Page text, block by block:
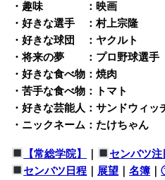
・趣味 ：映画
・好きな選手 ：村上宗隆
・好きな球団 ：ヤクルト
・将来の夢 ：プロ野球選手
・好きな食べ物：焼肉
・苦手な食べ物：トマト
・好きな芸能人：サンドウィッ
・ニックネーム：たけちゃん
【常総学院】 ｜
センバツ注
センバツ日程 ｜ 展望 ｜名簿 ｜